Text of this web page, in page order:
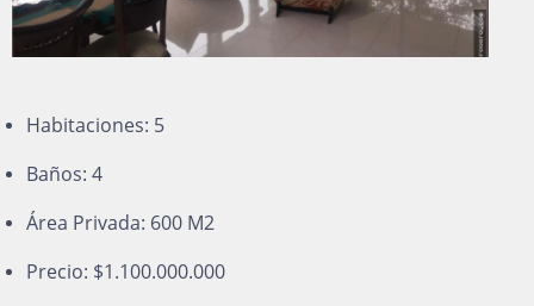
Habitaciones: 5
Baños: 4
Área Privada: 600 M2
Precio: $1.100.000.000